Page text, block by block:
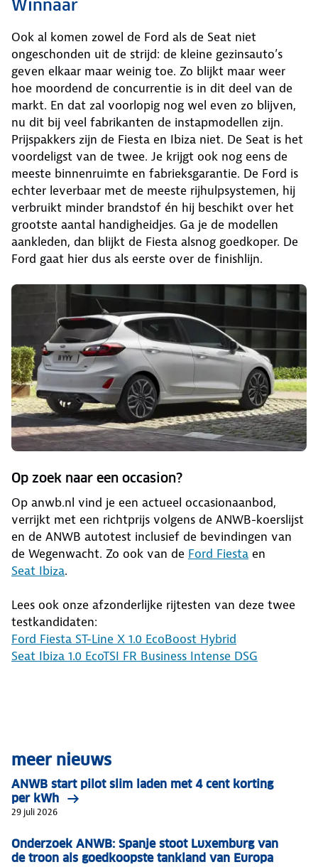
Winnaar
Ook al komen zowel de Ford als de Seat niet
ongeschonden uit de strijd: de kleine gezinsauto’s
geven elkaar maar weinig toe. Zo blijkt maar weer
hoe moordend de concurrentie is in dit deel van de
markt. En dat zal voorlopig nog wel even zo blijven,
nu dit bij veel fabrikanten de instapmodellen zijn.
Prijspakkers zijn de Fiesta en Ibiza niet. De Seat is het
voordeligst van de twee. Je krijgt ook nog eens de
meeste binnenruimte en fabrieksgarantie. De Ford is
echter leverbaar met de meeste rijhulpsystemen, hij
verbruikt minder brandstof én hij beschikt over het
grootste aantal handigheidjes. Ga je de modellen
aankleden, dan blijkt de Fiesta alsnog goedkoper. De
Ford gaat hier dus als eerste over de finishlijn.
Op zoek naar een occasion?
Op anwb.nl vind je een actueel occasionaanbod,
verrijkt met een richtprijs volgens de ANWB-koerslijst
en de ANWB autotest inclusief de bevindingen van
de Wegenwacht. Zo ook van de Ford Fiesta en
Seat Ibiza.
Lees ook onze afzonderlijke rijtesten van deze twee
testkandidaten:
Ford Fiesta ST-Line X 1.0 EcoBoost Hybrid
Seat Ibiza 1.0 EcoTSI FR Business Intense DSG
meer nieuws
ANWB start pilot slim laden met 4 cent korting
per kWh
29 juli 2026
Onderzoek ANWB: Spanje stoot Luxemburg van
de troon als goedkoopste tankland van Europa